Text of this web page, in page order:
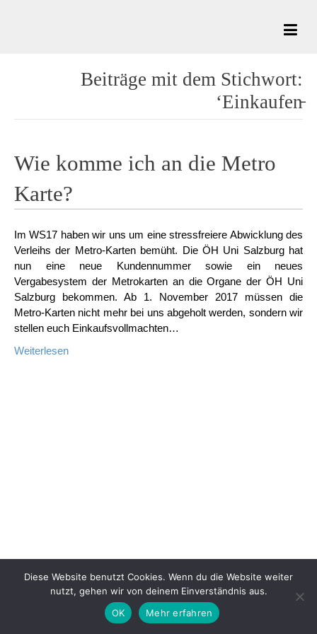
Beiträge mit dem Stichwort:
‘Einkaufen̵
Wie komme ich an die Metro
Karte?
Im WS17 haben wir uns um eine stressfreiere Abwicklung des
Verleihs der Metro-Karten bemüht. Die ÖH Uni Salzburg hat
nun eine neue Kundennummer sowie ein neues
Vergabesystem der Metrokarten an die Organe der ÖH Uni
Salzburg bekommen. Ab 1. November 2017 müssen die
Metro-Karten nicht mehr bei uns abgeholt werden, sondern wir
stellen euch Einkaufsvollmachten…
Weiterlesen
Diese Website benutzt Cookies. Wenn du die Website weiter
nutzt, gehen wir von deinem Einverständnis aus.
OK
Mehr erfahren